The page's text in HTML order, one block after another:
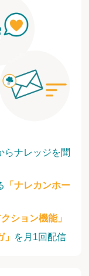
らナレッジを聞
「ナレカンホー
クション機能」
を月1回配信